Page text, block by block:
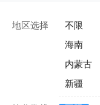
地区选择 不限
海南
内蒙古
新疆